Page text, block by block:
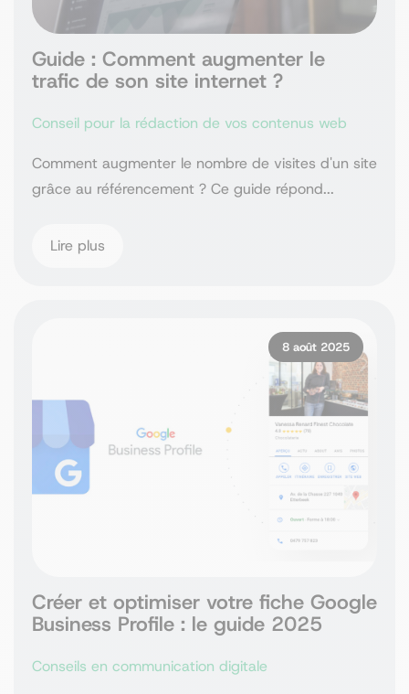
Guide : Comment augmenter le
trafic de son site internet ?
Conseil pour la rédaction de vos contenus web
Comment augmenter le nombre de visites d'un site
grâce au référencement ? Ce guide répond...
Lire plus
8 août 2025
Créer et optimiser votre fiche Google
Business Profile : le guide 2025
Conseils en communication digitale